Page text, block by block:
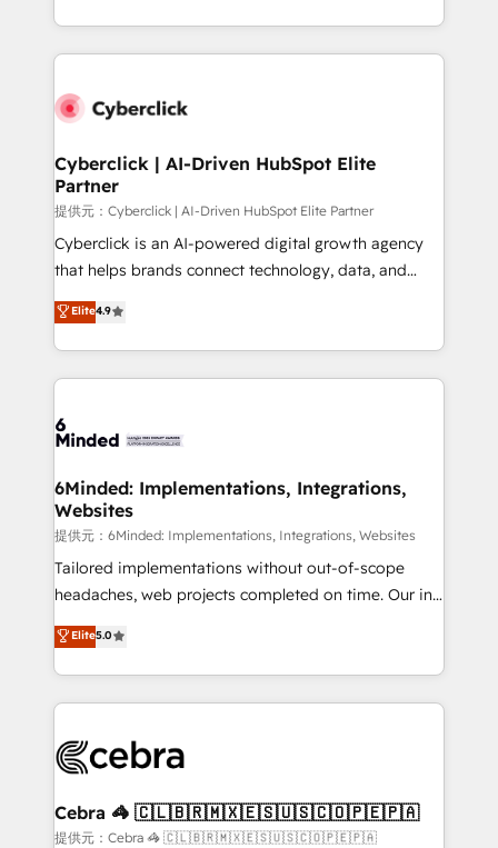
America. From casual user to super fan: make
Canada, we’ve delivered thousands of successful
HubSpot projects for mid-market and enterprise
combine HubSpot, data, and AI to design connected
and technology for predictable, scalable revenue
growth. Our expertise spans RevOps, CRM and data
architecture, AI enablement, and strategic marketing,
delivered through our proprietary FLAIR framework
for responsible AI adoption. As a HubSpot Elite
we blend strategy, creativity, and technology to help
organisations scale smarter and grow stronger.
Cyberclick | AI-Driven HubSpot Elite
Partner
提供元：Cyberclick | AI-Driven HubSpot Elite Partner
Cyberclick is an AI-powered digital growth agency
that helps brands connect technology, data, and
creativity to achieve measurable results. Founded in
Barcelona and operating across Spain, LATAM, and
the UK, we support global companies in building
smarter marketing, sales, and customer success
Iberia (Spain & Portugal), we combine human insight
growth. Our multidisciplinary team designs solutions
that simplify complexity, boost performance, and
turn innovation into real impact. 🌍 Highlights •
HubSpot Partner since 2012 • 2022 EMEA Impact
Award: Best Integration • 150+ successful HubSpot
technology for integrations • Multilingual team:
English, Spanish, Portuguese & Italian 👉 Grow
Elite4.9
6Minded: Implementations, Integrations,
Websites
提供元：6Minded: Implementations, Integrations, Websites
Tailored implementations without out-of-scope
headaches, web projects completed on time. Our in-
house team of certified CRM architects, experts,
developers, designers, and marketers handles all
aspects of your HubSpot. ✨ 400+ global clients ✨
100+ seamless migrations from 15+ different CRMs
implementations, and 5,000+ pages ✨ CS: Clients
CS: 245% organic growth & +751% new visitors for a
full-funnel HubSpot project ✨ CS: 415% conversion
Elite5.0
Cebra 🦓 🇨🇱🇧🇷🇲🇽🇪🇸🇺🇸🇨🇴🇵🇪🇵🇦
提供元：Cebra 🦓 🇨🇱🇧🇷🇲🇽🇪🇸🇺🇸🇨🇴🇵🇪🇵🇦